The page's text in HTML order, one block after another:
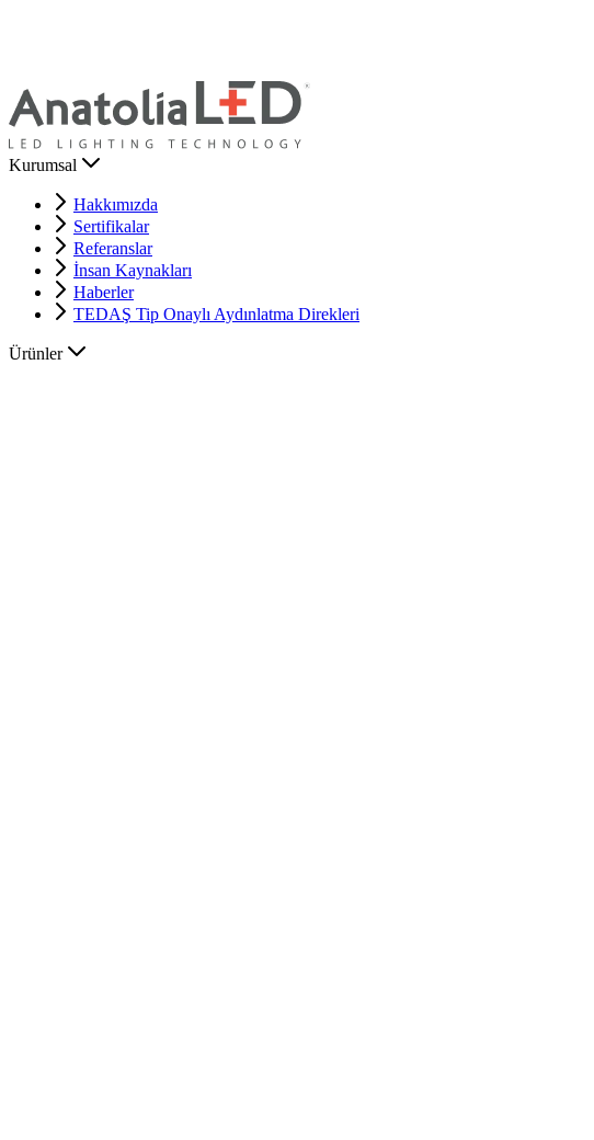
Kurumsal
Hakkımızda
Sertifikalar
Referanslar
İnsan Kaynakları
Haberler
TEDAŞ Tip Onaylı Aydınlatma Direkleri
Ürünler